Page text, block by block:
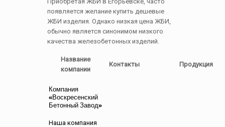
появляется желание купить дешевые
ЖБИ изделия. Однако низкая цена ЖБИ,
обычно является синонимом низкого
качества железобетонных изделий.
Название
компании
Контакты Продукция
Компания
«Воскресенский
Бетонный Завод»
Наша компания